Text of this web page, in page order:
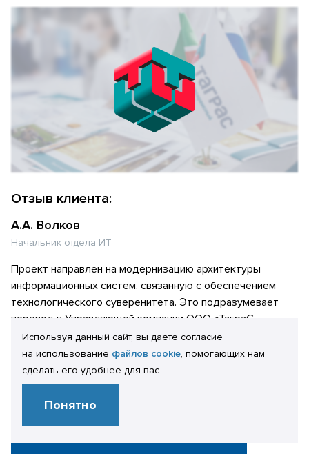
Отзыв клиента:
А.А. Волков
Начальник отдела ИТ
Проект направлен на модернизацию архитектуры
информационных систем, связанную с обеспечением
технологического суверенитета. Это подразумевает
перевод в Управляющей компании ООО «ТаграС-
Холдинг» серверной составляющей информационной
системы (далее «ИС») 1С:Зарплата и управление
персоналом 8. КОРП (далее «1С:ЗУП») на отечественные
решения ОС Astra Linux и СУБД PostgreSQL. Проект
завершен успешно. Все поставленные задачи решены.
Используя данный сайт, вы даете согласие
на использование файлов cookie, помогающих нам
сделать его удобнее для вас.
Понятно